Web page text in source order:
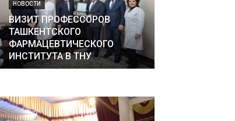
НОВОСТИ
ВИЗИТ ПРОФЕССОРОВ
ТАШКЕНТСКОГО
ФАРМАЦЕВТИЧЕСКОГО
ИНСТИТУТА В ТНУ